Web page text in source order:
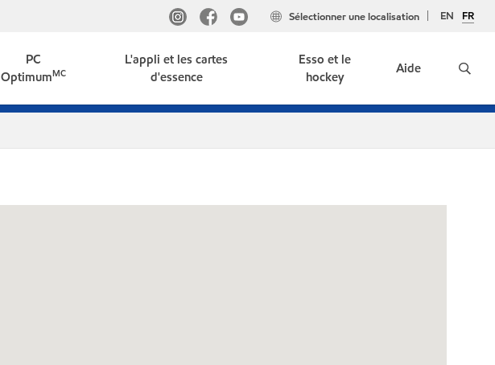
EN FR
Sélectionner une localisation
PC
OptimumMC
L'appli et les cartes
d'essence
Esso et le
hockey
Aide